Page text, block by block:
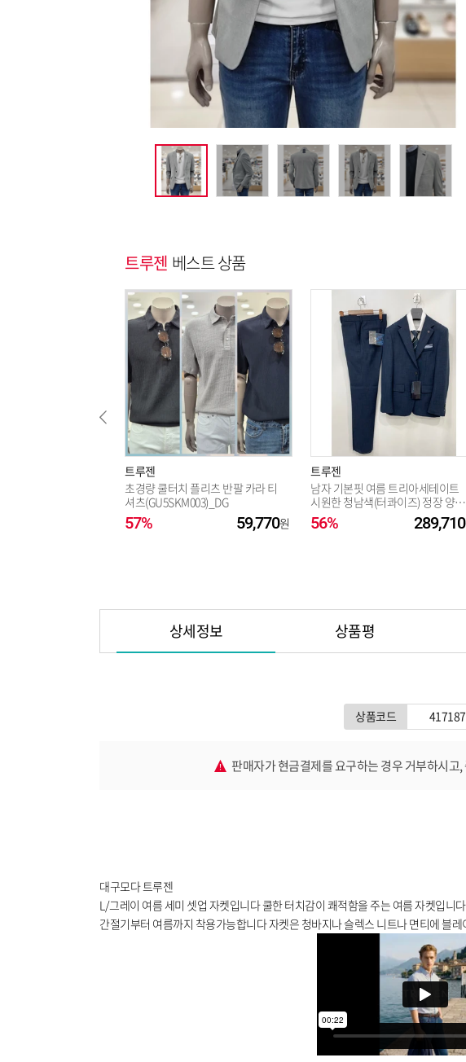
트루젠 베스트 상품
트루젠
초경량 쿨터치 플리츠 반팔 카라 티
셔츠(GU5SKM003)_DG
57% 59,770
트루젠
남자 기본핏 여름 트리아세테이트
시원한 청남색(터콰이즈) 정장 양복
세트 / 90, 115사이즈 예복 면접용
출
56% 289,710
상세정보 상품평
상품코드
판매자가 현금결제를 요구하는 경우 거부하시고,